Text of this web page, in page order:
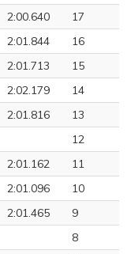
2:00.640
17
2:01.844
16
2:01.713
15
2:02.179
14
2:01.816
13
12
2:01.162
11
2:01.096
10
2:01.465
9
8